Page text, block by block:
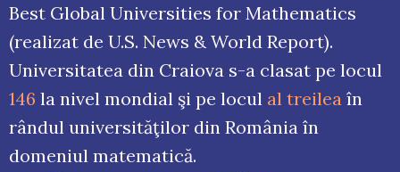
Best Global Universities for Mathematics
(realizat de U.S. News & World Report).
Universitatea din Craiova s-a clasat pe locul
146 la nivel mondial şi pe locul al treilea în
rândul universităţilor din România în
domeniul matematică.